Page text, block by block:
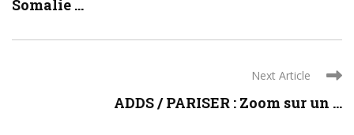
Somalie ...
Next Article
ADDS / PARISER : Zoom sur un ...